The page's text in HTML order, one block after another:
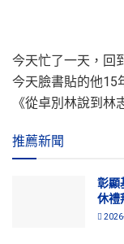
今天忙了一天，回
今天臉書貼的他15
《從卓別林說到林
推薦新聞
彰顯
休禮